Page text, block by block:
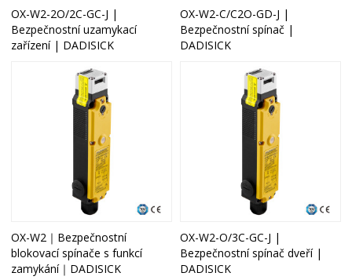
OX-W2-2O/2C-GC-J |
Bezpečnostní uzamykací
zařízení | DADISICK
OX-W2-C/C2O-GD-J |
Bezpečnostní spínač |
DADISICK
OX-W2｜Bezpečnostní
blokovací spínače s funkcí
zamykání｜DADISICK
OX-W2-O/3C-GC-J |
Bezpečnostní spínač dveří |
DADISICK